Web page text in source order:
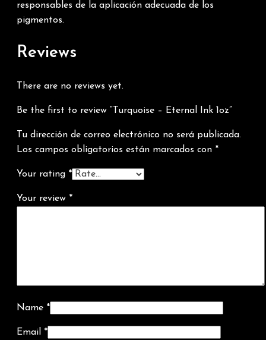
responsables de la aplicación adecuada de los
pigmentos.
Reviews
There are no reviews yet.
Be the first to review “Turquoise – Eternal Ink 1oz”
Tu dirección de correo electrónico no será publicada.
Los campos obligatorios están marcados con *
Your rating *
Your review *
Name *
Email *